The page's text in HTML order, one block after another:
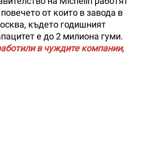
от които в завода в
където годишният
е до 2 милиона гуми.
в чуждите компании,